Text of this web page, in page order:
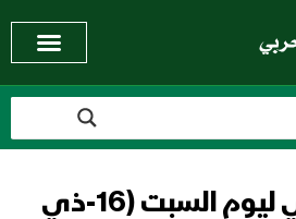
الموجز العسكري ليوم السبت (16-ذي